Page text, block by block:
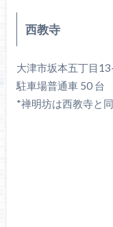
西教寺
大津市坂本五丁目
駐車場普通車 50 台
*禅明坊は西教寺と